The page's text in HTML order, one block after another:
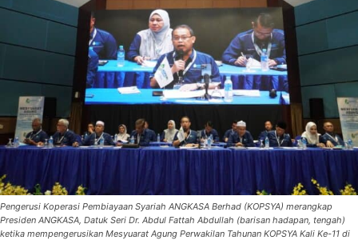
Pengerusi Koperasi Pembiayaan Syariah ANGKASA Berhad (KOPSYA) merangkap
Presiden ANGKASA, Datuk Seri Dr. Abdul Fattah Abdullah (barisan hadapan, tengah)
ketika mempengerusikan Mesyuarat Agung Perwakilan Tahunan KOPSYA Kali Ke-11 di